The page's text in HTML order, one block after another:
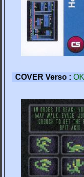
COVER Verso : OK